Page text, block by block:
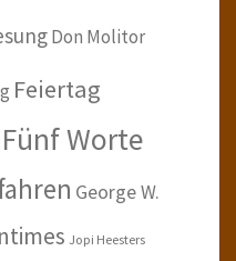
Don Molitor
Feiertag
Fünf Worte
George W.
Jopi Heesters